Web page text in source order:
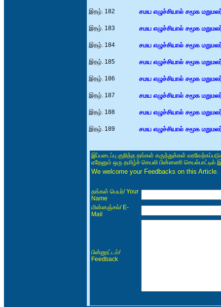
இதழ். 182 சமய எழுச்சியால் சமூக
இதழ். 183 சமய எழுச்சியால் சமூக
இதழ். 184 சமய எழுச்சியால் சமூக
இதழ். 185 சமய எழுச்சியால் சமூக
இதழ். 186 சமய எழுச்சியால் சமூக
இதழ். 187 சமய எழுச்சியால் சமூக
இதழ். 188 சமய எழுச்சியால் சமூக
இதழ். 189 சமய எழுச்சியால் சமூக
இப்படைப்பு குறித்த தங்கள் கருத்துக்கள்
ஏதேனும் ஒரு தமிழ்ச் செயலி பின்னணி செயல்பாட்டில்
We welcome your Feedbacks on this
தங்கள் பெயர்/ Your
Name
மின்னஞ்சல்/ E-
Mail
பின்னூட்டம்/
Feedback